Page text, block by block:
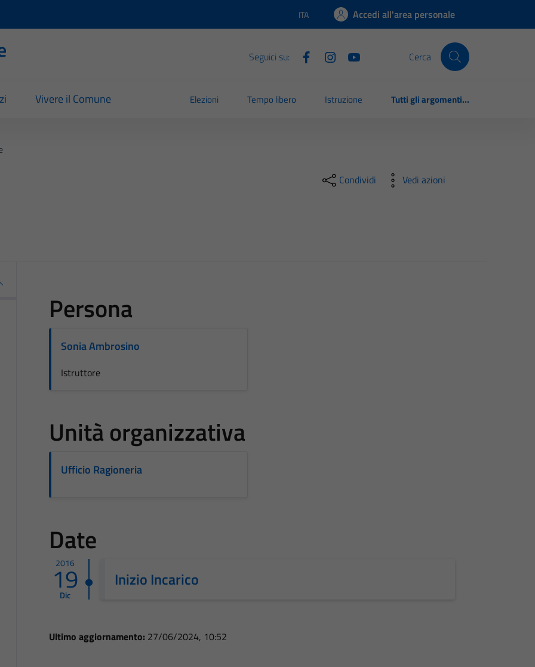
Lingua attiva:
ITA Accedi all'area personale
Seguici su: Cerca
Vivere il Comune Elezioni Tempo libero Istruzione Tutti gli argomenti...
Condividi Vedi azioni
Persona
Sonia Ambrosino
Istruttore
Unità organizzativa
Ufficio Ragioneria
Date
2016
19
Dic
Inizio Incarico
Ultimo aggiornamento: 27/06/2024, 10:52